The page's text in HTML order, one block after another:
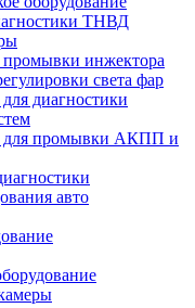
ТНВД
промывки инжектора
света фар
диагностики
для промывки АКПП и
авто